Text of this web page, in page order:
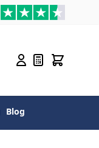
Blog